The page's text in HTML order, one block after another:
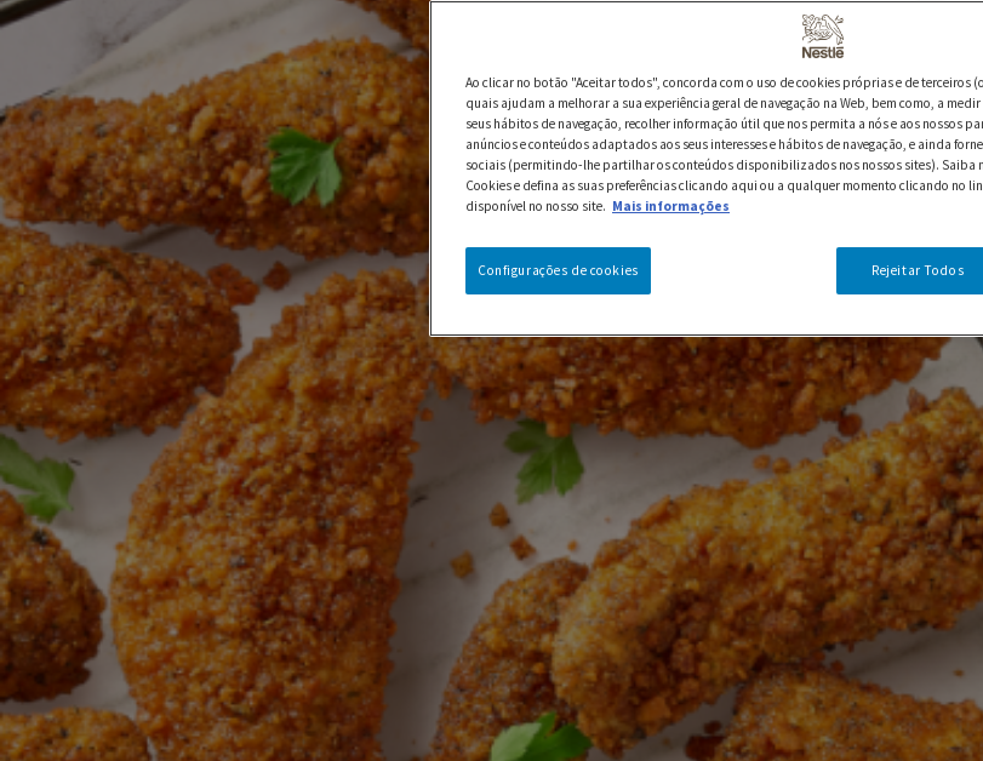
Ao clicar no botão "Aceitar todos", concorda com o uso de cookies próprias e de terceiros
quais ajudam a melhorar a sua experiência geral de navegação na Web, bem como, a
seus hábitos de navegação, recolher informação útil que nos permita a nós e aos nossos
anúncios e conteúdos adaptados aos seus interesses e hábitos de navegação, e ainda
sociais (permitindo-lhe partilhar os conteúdos disponibilizados nos nossos sites). Saiba
Cookies e defina as suas preferências clicando aqui ou a qualquer momento clicando no
disponível no nosso site. Mais informações
Rejeitar Todos
Configurações de cookies